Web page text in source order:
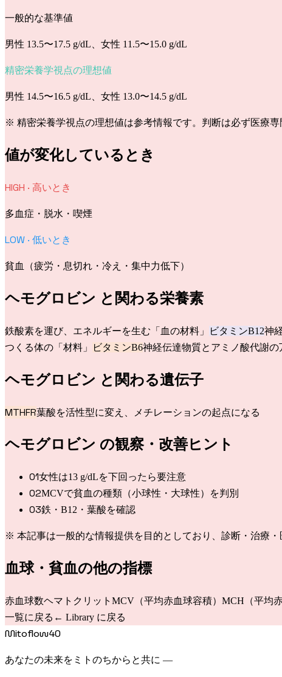
一般的な基準値
男性 13.5〜17.5 g/dL、女性 11.5〜15.0 g/dL
精密栄養学視点の理想値
男性 14.5〜16.5 g/dL、女性 13.0〜14.5 g/dL
※ 精密栄養学視点の理想値は参考情報です。判断は必ず医療専
値が変化しているとき
HIGH · 高いとき
多血症・脱水・喫煙
LOW · 低いとき
貧血（疲労・息切れ・冷え・集中力低下）
ヘモグロビン と関わる栄養素
鉄酸素を運び、エネルギーを生む「血の材料」 ビタミンB12神
つくる体の「材料」
ビタミンB6神経伝達物質とアミノ酸代謝の
ヘモグロビン と関わる遺伝子
MTHFR葉酸を活性型に変え、メチレーションの起点になる
ヘモグロビン の観察・改善ヒント
01女性は13 g/dLを下回ったら要注意
02MCVで貧血の種類（小球性・大球性）を判別
03鉄・B12・葉酸を確認
※ 本記事は一般的な情報提供を目的としており、診断・治療
血球・貧血の他の指標
赤血球数ヘマトクリット MCV（平均赤血球容積） MCH（平均
一覧に戻る ← Library に戻る
Mitoflow40
あなたの未来をミトのちからと共に —